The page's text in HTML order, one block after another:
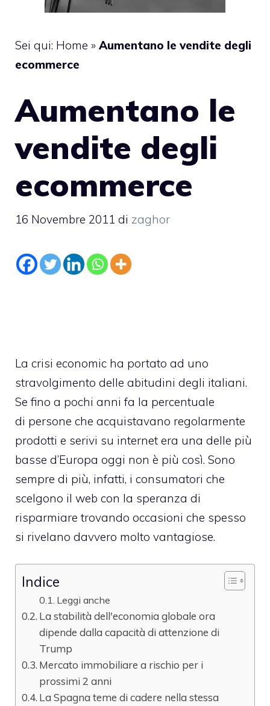
Sei qui: Home » Aumentano le vendite degli
ecommerce
Aumentano le
vendite degli
ecommerce
16 Novembre 2011 di zaghor
La crisi economic ha portato ad uno
stravolgimento delle abitudini degli italiani.
Se fino a pochi anni fa la percentuale
di persone che acquistavano regolarmente
prodotti e serivi su internet era una delle più
basse d’Europa oggi non è più così. Sono
sempre di più, infatti, i consumatori che
scelgono il web con la speranza di
risparmiare trovando occasioni che spesso
si rivelano davvero molto vantagiose.
Indice
Leggi anche
La stabilità dell'economia globale ora
dipende dalla capacità di attenzione di
Trump
Mercato immobiliare a rischio per i
prossimi 2 anni
La Spagna teme di cadere nella stessa